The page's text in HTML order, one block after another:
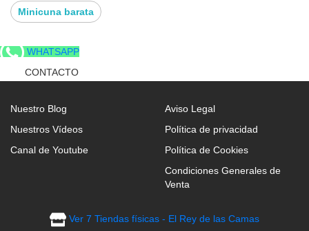
Minicuna barata
WHATSAPP
CONTACTO
Nuestro Blog
Nuestros Vídeos
Canal de Youtube
Aviso Legal
Política de privacidad
Política de Cookies
Condiciones Generales de
Venta
Ver 7 Tiendas físicas - El Rey de las Camas